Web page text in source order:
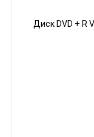
Диск DVD + R